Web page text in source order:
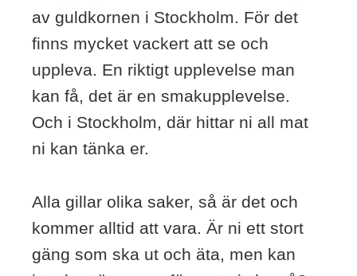
av guldkornen i Stockholm. För det
finns mycket vackert att se och
uppleva. En riktigt upplevelse man
kan få, det är en smakupplevelse.
Och i Stockholm, där hittar ni all mat
ni kan tänka er.
Alla gillar olika saker, så är det och
kommer alltid att vara. Är ni ett stort
gäng som ska ut och äta, men kan